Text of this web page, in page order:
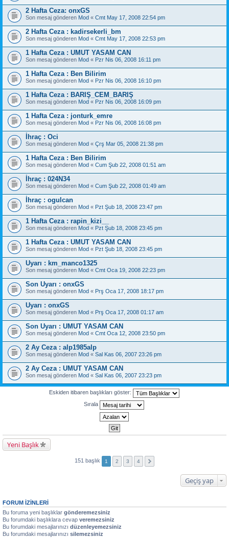
2 Hafta Ceza: onxGS
Son mesaj gönderen Mod « Cmt May 17, 2008 22:54 pm
2 Hafta Ceza : kadirsekerli_bm
Son mesaj gönderen Mod « Cmt May 17, 2008 22:53 pm
1 Hafta Ceza : UMUT YASAM CAN
Son mesaj gönderen Mod « Pzr Nis 06, 2008 16:11 pm
1 Hafta Ceza : Ben Bilirim
Son mesaj gönderen Mod « Pzr Nis 06, 2008 16:10 pm
1 Hafta Ceza : BARIŞ_CEM_BARIŞ
Son mesaj gönderen Mod « Pzr Nis 06, 2008 16:09 pm
1 Hafta Ceza : jonturk_emre
Son mesaj gönderen Mod « Pzr Nis 06, 2008 16:08 pm
İhraç : Oci
Son mesaj gönderen Mod « Çrş Mar 05, 2008 21:38 pm
1 Hafta Ceza : Ben Bilirim
Son mesaj gönderen Mod « Cum Şub 22, 2008 01:51 am
İhraç : 024N34
Son mesaj gönderen Mod « Cum Şub 22, 2008 01:49 am
İhraç : ogulcan
Son mesaj gönderen Mod « Pzt Şub 18, 2008 23:47 pm
1 Hafta Ceza : rapin_kizi__
Son mesaj gönderen Mod « Pzt Şub 18, 2008 23:45 pm
1 Hafta Ceza : UMUT YASAM CAN
Son mesaj gönderen Mod « Pzt Şub 18, 2008 23:45 pm
Uyarı : km_manco1325
Son mesaj gönderen Mod « Cmt Oca 19, 2008 22:23 pm
Son Uyarı : onxGS
Son mesaj gönderen Mod « Prş Oca 17, 2008 18:17 pm
Uyarı : onxGS
Son mesaj gönderen Mod « Prş Oca 17, 2008 01:17 am
Son Uyarı : UMUT YASAM CAN
Son mesaj gönderen Mod « Cmt Oca 12, 2008 23:50 pm
2 Ay Ceza : alp1985alp
Son mesaj gönderen Mod « Sal Kas 06, 2007 23:26 pm
2 Ay Ceza : UMUT YASAM CAN
Son mesaj gönderen Mod « Sal Kas 06, 2007 23:23 pm
Eskiden itibaren başlıkları göster:
Sırala
Yeni Başlık
151 başlık 1 2 3 4
Geçiş yap
FORUM IZINLERI
Bu foruma yeni başlıklar gönderemezsiniz
Bu forumdaki başlıklara cevap veremezsiniz
Bu forumdaki mesajlarınızı düzenleyemezsiniz
Bu forumdaki mesajlarınızı silemezsiniz